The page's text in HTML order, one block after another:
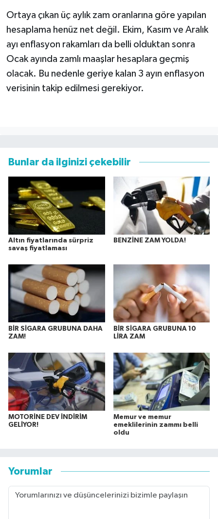
Ortaya çıkan üç aylık zam oranlarına göre yapılan
hesaplama henüz net değil. Ekim, Kasım ve Aralık
ayı enflasyon rakamları da belli olduktan sonra
Ocak ayında zamlı maaşlar hesaplara geçmiş
olacak. Bu nedenle geriye kalan 3 ayın enflasyon
verisinin takip edilmesi gerekiyor.
Bunlar da ilginizi çekebilir
Altın fiyatlarında sürpriz
savaş fiyatlaması
BENZİNE ZAM YOLDA!
BİR SİGARA GRUBUNA DAHA
ZAM!
BİR SİGARA GRUBUNA 10
LİRA ZAM
MOTORİNE DEV İNDİRİM
GELİYOR!
Memur ve memur
emeklilerinin zammı belli
oldu
Yorumlar